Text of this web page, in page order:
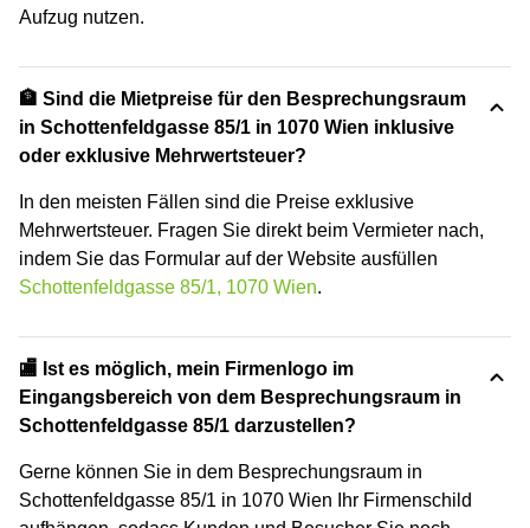
Aufzug nutzen.
🏦 Sind die Mietpreise für den Besprechungsraum
in Schottenfeldgasse 85/1 in 1070 Wien inklusive
oder exklusive Mehrwertsteuer?
In den meisten Fällen sind die Preise exklusive
Mehrwertsteuer. Fragen Sie direkt beim Vermieter nach,
indem Sie das Formular auf der Website ausfüllen
Schottenfeldgasse 85/1, 1070 Wien.
🏬 Ist es möglich, mein Firmenlogo im
Eingangsbereich von dem Besprechungsraum in
Schottenfeldgasse 85/1 darzustellen?
Gerne können Sie in dem Besprechungsraum in
Schottenfeldgasse 85/1 in 1070 Wien Ihr Firmenschild